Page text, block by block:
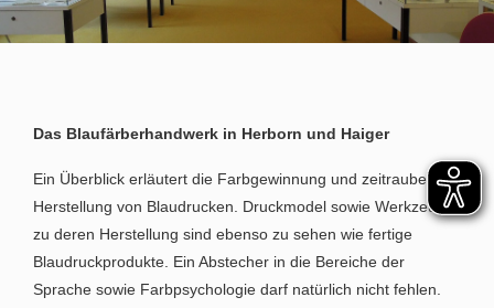
Das Blaufärberhandwerk in Herborn und Haiger
Ein Überblick erläutert die Farbgewinnung und zeitraubende
Herstellung von Blaudrucken. Druckmodel sowie Werkzeuge
zu deren Herstellung sind ebenso zu sehen wie fertige
Blaudruckprodukte. Ein Abstecher in die Bereiche der
Sprache sowie Farbpsychologie darf natürlich nicht fehlen.